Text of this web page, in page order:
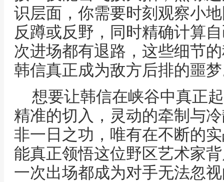
识层面，你需要时刻观察小
反蹲或反野，同时精确计算
次进场都有退路，这些细节
韩信真正成为敌方后排的噩
想要让韩信在峡谷中真正
精准的切入，灵动的牵制与
非一日之功，唯有在不断的
能真正领悟这位野区艺术家
一次出场都成为对手无法忽